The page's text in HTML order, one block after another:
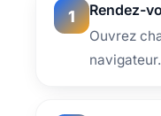
1 Rendez-
Ouvrez
navigateur.